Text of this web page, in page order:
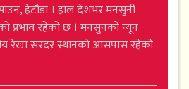
हेटौंडा । हाल देशभर मनसुनी
प्रभाव रहेको छ । मनसुनको न्यून
रेखा सरदर स्थानको आसपास रहेको